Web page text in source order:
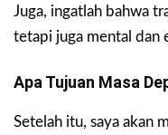
Juga, ingatlah bahwa
tetapi juga mental dan
Apa Tujuan Masa
Setelah itu, saya akan